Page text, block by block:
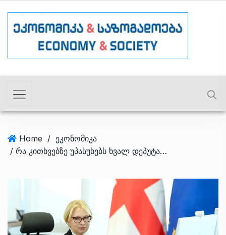
Home / ეკონომიკა
/ რა კითხვებზე უპასუხებს ხვალ დეპუტატებს ნათია თურნავა? – ინტერპელაციის 9 შეკითხვა